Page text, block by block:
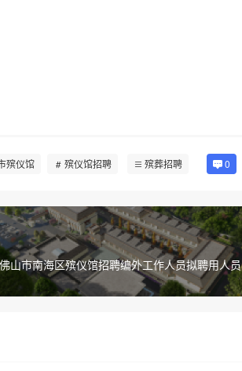
殡仪馆 殡仪馆招聘 殡葬招聘 0
佛山市南海区殡仪馆招聘编外工作人员拟聘用人